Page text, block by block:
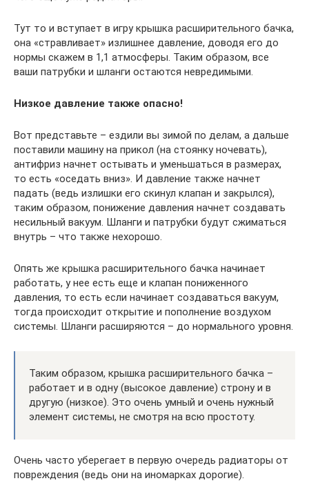
Тут то и вступает в игру крышка расширительного бачка,
она «стравливает» излишнее давление, доводя его до
нормы скажем в 1,1 атмосферы. Таким образом, все
ваши патрубки и шланги остаются невредимыми.
Низкое давление также опасно!
Вот представьте – ездили вы зимой по делам, а дальше
поставили машину на прикол (на стоянку ночевать),
антифриз начнет остывать и уменьшаться в размерах,
то есть «оседать вниз». И давление также начнет
падать (ведь излишки его скинул клапан и закрылся),
таким образом, понижение давления начнет создавать
несильный вакуум. Шланги и патрубки будут сжиматься
внутрь – что также нехорошо.
Опять же крышка расширительного бачка начинает
работать, у нее есть еще и клапан пониженного
давления, то есть если начинает создаваться вакуум,
тогда происходит открытие и пополнение воздухом
системы. Шланги расширяются – до нормального уровня.
Таким образом, крышка расширительного бачка –
работает и в одну (высокое давление) строну и в
другую (низкое). Это очень умный и очень нужный
элемент системы, не смотря на всю простоту.
Очень часто уберегает в первую очередь радиаторы от
повреждения (ведь они на иномарках дорогие).